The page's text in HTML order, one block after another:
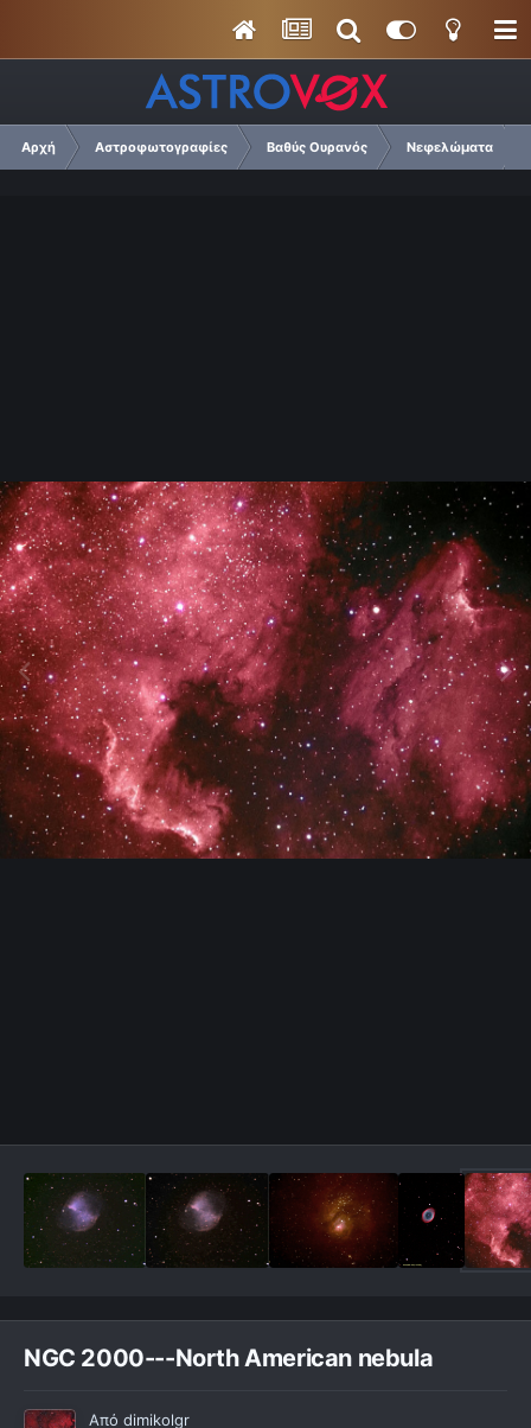
Αρχή Αστροφωτογραφίες Βαθύς Ουρανός Νεφελώματα
NGC 2000---North American nebula
Από dimikolgr